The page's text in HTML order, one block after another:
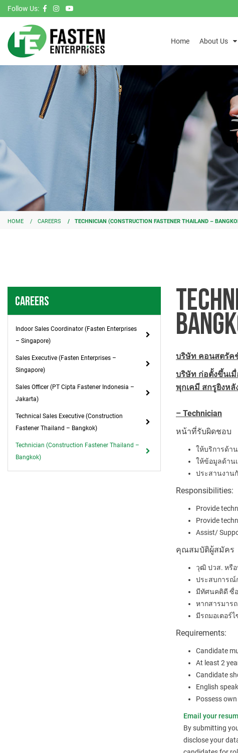
Follow Us:
Home About Us
HOME CAREERS TECHNICIAN (CONSTRUCTION FASTENER THAILAND –
CAREERS
Indoor Sales Coordinator (Fasten Enterprises
– Singapore)
Sales Executive (Fasten Enterprises –
Singapore)
Sales Officer (PT Cipta Fastener Indonesia –
Jakarta)
Technical Sales Executive (Construction
Fastener Thailand – Bangkok)
Technician (Construction Fastener Thailand –
Bangkok)
บริษัท คอนสตรัค
บริษัท ก่อตั้งขึ้นเ
พุกเคมี สกรูยิงหลั
– Technician
หน้าที่รับผิดชอบ
ให้บริการด้า
ให้ข้อมูลด้าน
ประสานงาน
Responsibilities:
Provide
Provide
Assist/
คุณสมบัติผู้สมัคร
วุฒิ ปวส. หรื
ประสบการณ์
มีทัศนคติดี ซื่
หากสารมาร
มีรถมอเตอร์
Requirements:
Candidate
At least 2
Candidate
English
Possess
Email your
By submitting
disclose your